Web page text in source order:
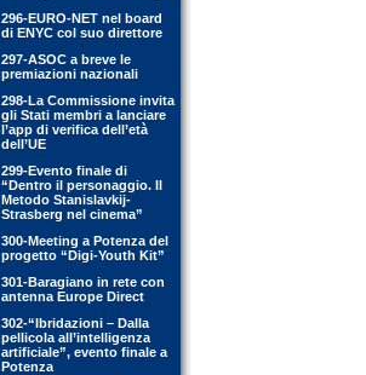
296-EURO-NET nel board
di ENYC col suo direttore
297-ASOC a breve le
premiazioni nazionali
298-La Commissione invita
gli Stati membri a lanciare
l’app di verifica dell’età
dell’UE
299-Evento finale di
“Dentro il personaggio. Il
Metodo Stanislavkij-
Strasberg nel cinema”
300-Meeting a Potenza del
progetto “Digi-Youth Kit”
301-Baragiano in rete con
antenna Europe Direct
302-“Ibridazioni – Dalla
pellicola all’intelligenza
artificiale”, evento finale a
Potenza